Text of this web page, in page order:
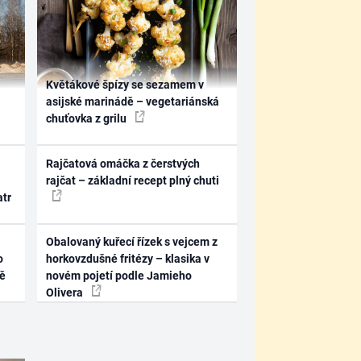
Květákové špízy se sezamem v
asijské marinádě – vegetariánská
chuťovka z grilu
Rajčatová omáčka z čerstvých
rajčat – základní recept plný chuti
Obalovaný kuřecí řízek s vejcem z
horkovzdušné fritézy – klasika v
novém pojetí podle Jamieho
Olivera